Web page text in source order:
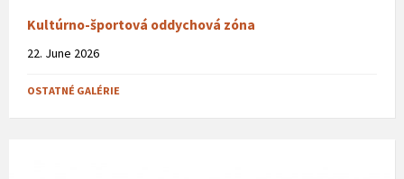
Kultúrno-športová oddychová zóna
22. June 2026
OSTATNÉ GALÉRIE